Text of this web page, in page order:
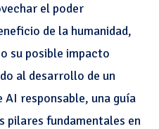
el poder
de la humanidad,
su posible impacto
al desarrollo de un
responsable, una guía
pilares fundamentales en